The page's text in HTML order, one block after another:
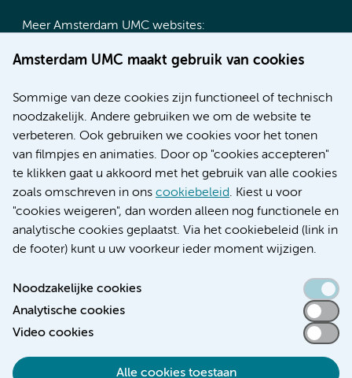
Amsterdam UMC maakt gebruik van cookies
Sommige van deze cookies zijn functioneel of technisch
noodzakelijk. Andere gebruiken we om de website te
verbeteren. Ook gebruiken we cookies voor het tonen
van filmpjes en animaties. Door op "cookies accepteren"
te klikken gaat u akkoord met het gebruik van alle cookies
zoals omschreven in ons cookiebeleid. Kiest u voor
"cookies weigeren", dan worden alleen nog functionele en
analytische cookies geplaatst. Via het cookiebeleid (link in
de footer) kunt u uw voorkeur ieder moment wijzigen.
Noodzakelijke cookies
Analytische cookies
Video cookies
Alle cookies toestaan
Meer Amsterdam UMC websites:
Werken bij Amsterdam UMC
Nieuws
Research
Educatie locatie AMC
Educatie locatie VUmc
Verwijzen & diagnostiek
Toegankelijkheidsverklaring